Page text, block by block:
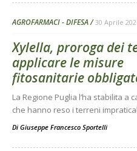
AGROFARMACI - DIFESA 30 Aprile
Xylella, proroga dei
applicare le misure
fitosanitarie
La Regione Puglia l’ha stabilita a
che hanno reso i terreni
Di Giuseppe Francesco Sportelli